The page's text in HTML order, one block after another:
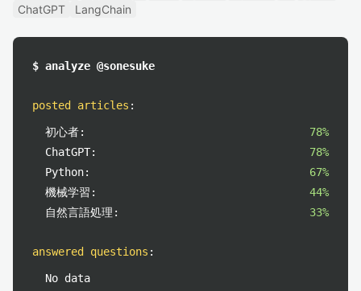
ChatGPT
LangChain
$ analyze @sonesuke
posted articles :
初心者:
78%
ChatGPT:
78%
Python:
67%
機械学習:
44%
自然言語処理:
33%
answered questions :
No data